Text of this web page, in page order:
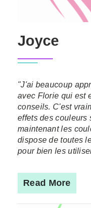
Joyce
"J'ai beaucoup
avec Florie qui est
conseils. C'est
effets des couleurs
maintenant les
dispose de toutes
pour bien les
Read More